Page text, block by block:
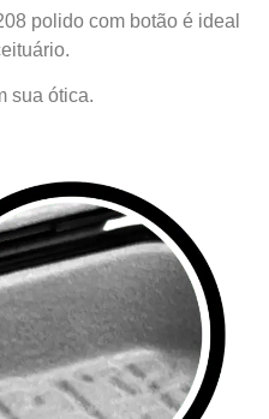
polido com botão é ideal
sua ótica.